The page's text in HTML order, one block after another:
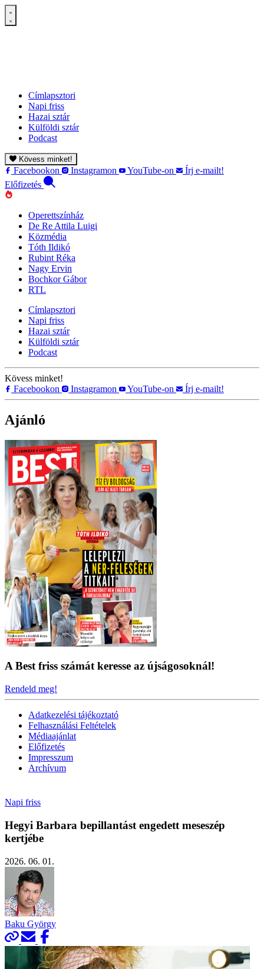
Címlapsztori
Napi friss
Hazai sztár
Külföldi sztár
Podcast
Kövess minket!
Facebookon Instagramon YouTube-on
Írj e-mailt!
Előfizetés
Operettszínház
De Re Attila Luigi
Közmédia
Tóth Ildikó
Rubint Réka
Nagy Ervin
Bochkor Gábor
RTL
Címlapsztori
Napi friss
Hazai sztár
Külföldi sztár
Podcast
Kövess minket!
Facebookon
Instagramon YouTube-on Írj e-mailt!
Ajánló
A Best friss számát keresse az újságosoknál!
Rendeld meg!
Adatkezelési tájékoztató
Felhasználási Feltételek
Médiaajánlat
Előfizetés
Impresszum
Archívum
Napi friss
Hegyi Barbara bepillantást engedett meseszép
kertjébe
2026. 06. 01.
Baku György